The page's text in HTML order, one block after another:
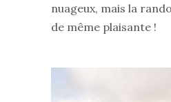
nuageux, mais la
de même plaisante !